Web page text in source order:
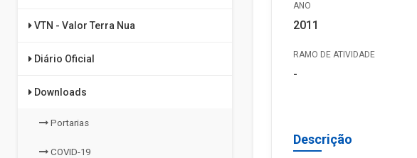
VTN - Valor Terra Nua
Diário Oficial
Downloads
Portarias
COVID-19
ANO
2011
RAMO DE ATIVIDADE
-
Descrição